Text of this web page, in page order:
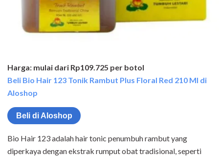
Harga: mulai dari Rp109.725 per botol
Beli Bio Hair 123 Tonik Rambut Plus Floral Red 210 Ml di
Aloshop
Beli di Aloshop
Bio Hair 123 adalah hair tonic penumbuh rambut yang
diperkaya dengan ekstrak rumput obat tradisional, seperti